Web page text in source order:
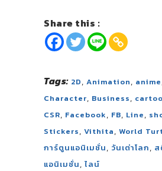
Share this :
Tags: 2D, Animation, anime
Character, Business,
CSR, Facebook, FB, Line,
Stickers, Vithita, World
การ์ตูนแอนิเมชั่น, วันเต่าโลก, ส
แอนิเมชั่น, ไลน์